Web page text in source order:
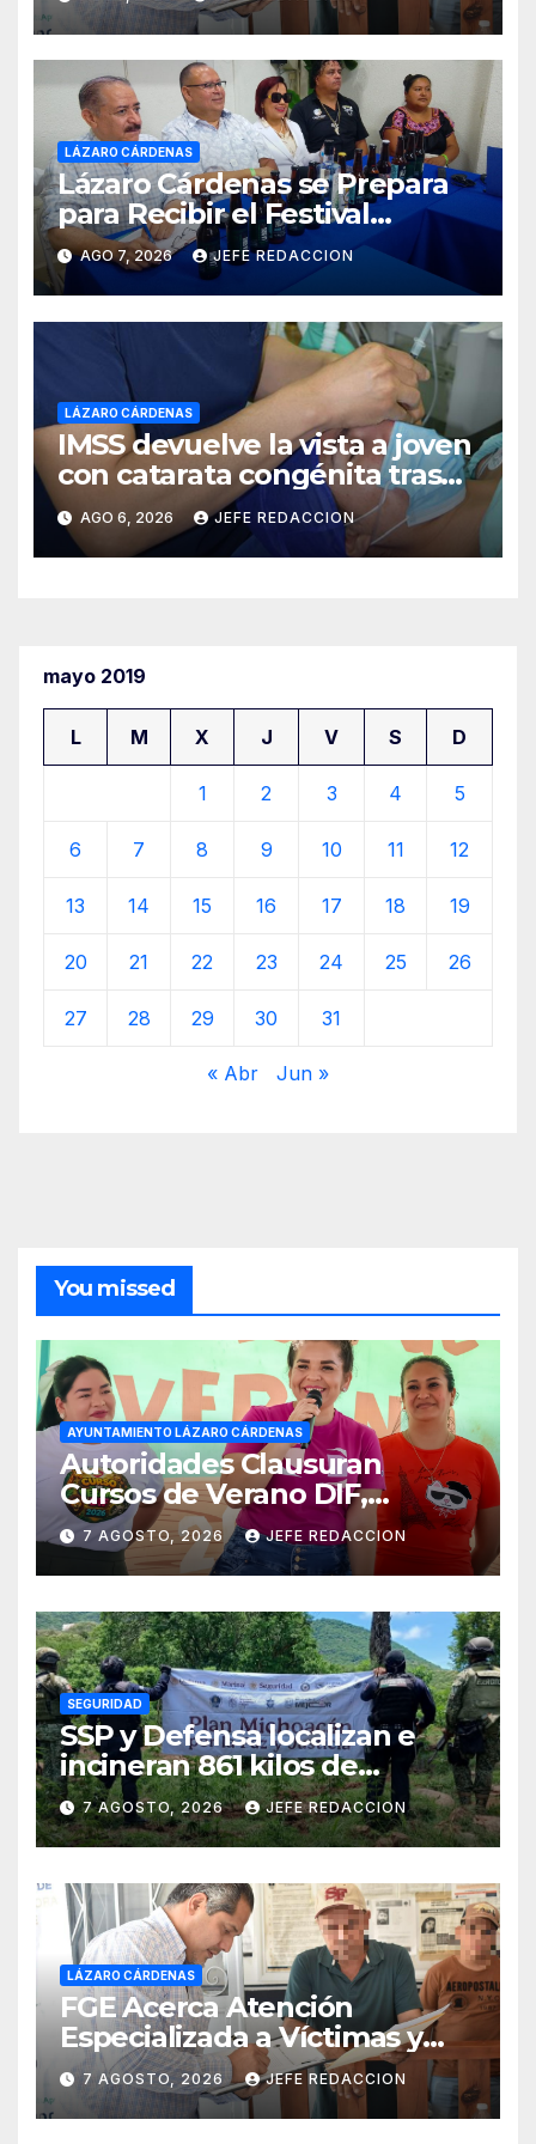
LÁZARO CÁRDENAS
Lázaro Cárdenas se Prepara
para Recibir el Festival
Internacional de la Cerveza
Costa de Michoacán 2026
AGO 7, 2026 JEFE REDACCION
LÁZARO CÁRDENAS
IMSS devuelve la vista a joven
con catarata congénita tras
23 años de limitación visual
AGO 6, 2026 JEFE REDACCION
mayo 2019
L M X J V S D
1 2 3 4 5
6 7 8 9 10 11 12
13 14 15 16 17 18 19
20 21 22 23 24 25 26
27 28 29 30 31
« Abr Jun »
You missed
AYUNTAMIENTO LÁZARO CÁRDENAS
Autoridades Clausuran
Cursos de Verano DIF,
Seguridad Pública y Casa de
Cultura 2026
7 AGOSTO, 2026 JEFE REDACCION
SEGURIDAD
SSP y Defensa localizan e
incineran 861 kilos de
marihuana en Huetamo
7 AGOSTO, 2026 JEFE REDACCION
LÁZARO CÁRDENAS
FGE Acerca Atención
Especializada a Víctimas y
Ciudadanía de Coalcomán
7 AGOSTO, 2026 JEFE REDACCION